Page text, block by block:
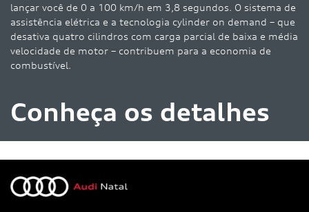
Conheça os detalhes
lançar você de 0 a 100 km/h em 3,8 segundos. O sistema de
assistência elétrica e a tecnologia cylinder on demand – que
desativa quatro cilindros com carga parcial de baixa e média
velocidade de motor – contribuem para a economia de
combustível.